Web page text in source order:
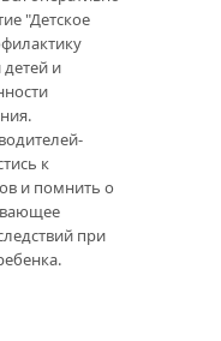
"Детское
и
к
и помнить о
при